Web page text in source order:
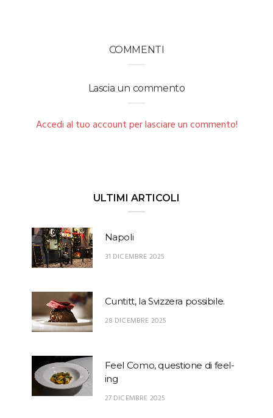
COMMENTI
Lascia un commento
Accedi al tuo account per lasciare un commento!
ULTIMI ARTICOLI
Napoli
31 DICEMBRE 2025
Cuntitt, la Svizzera possibile.
28 DICEMBRE 2025
Feel Como, questione di feel-
ing
27 DICEMBRE 2025